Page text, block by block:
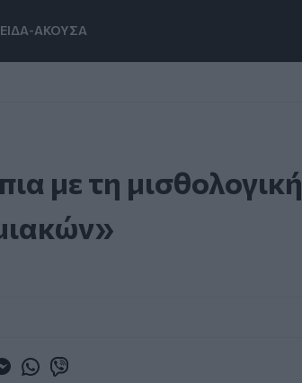
ΕΙΔΑ-ΑΚΟΥΣΑ
με τη μισθολογική